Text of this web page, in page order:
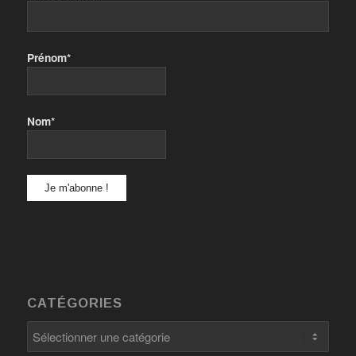
Prénom*
Nom*
CATÉGORIES
Catégories